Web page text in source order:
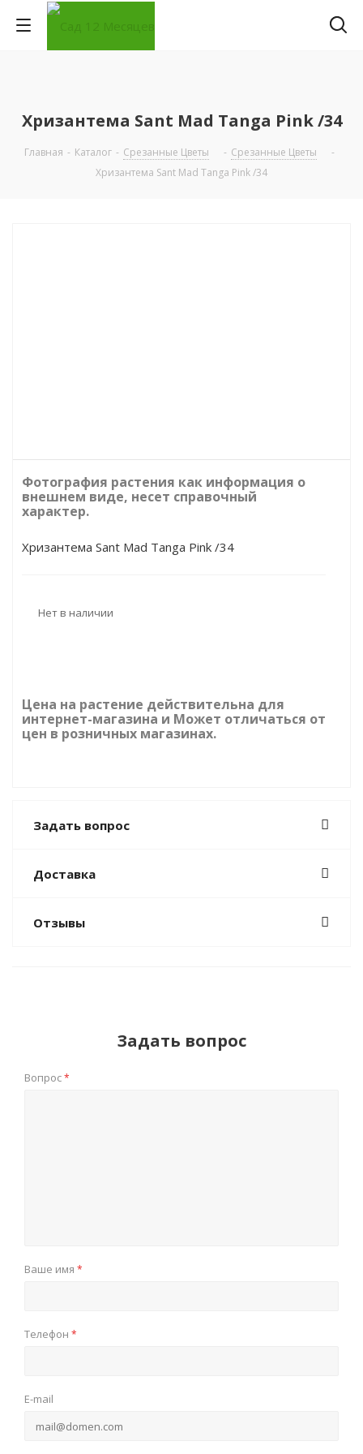
Хризантема Sant Mad Tanga Pink /34
Главная - Каталог - Срезанные Цветы - Срезанные Цветы
-
Хризантема Sant Mad Tanga Pink /34
Фотография растения как информация о
внешнем виде, несет справочный
характер.
Хризантема Sant Mad Tanga Pink /34
Нет в наличии
Цена на растение действительна для
интернет-магазина и Может отличаться от
цен в розничных магазинах.
Задать вопрос
Доставка
Отзывы
Задать вопрос
Вопрос*
Ваше имя *
Телефон *
E-mail